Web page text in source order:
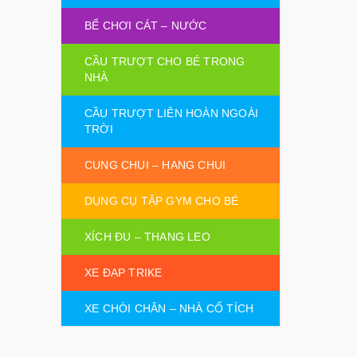
BỂ CHƠI CÁT – NƯỚC
CẦU TRƯỢT CHO BÉ TRONG
NHÀ
CẦU TRƯỢT LIÊN HOÀN NGOÀI
TRỜI
CUNG CHUI – HANG CHUI
DỤNG CỤ TẬP GYM CHO BÉ
XÍCH ĐU – THANG LEO
XE ĐẠP TRIKE
XE CHÒI CHÂN – NHÀ CỔ TÍCH